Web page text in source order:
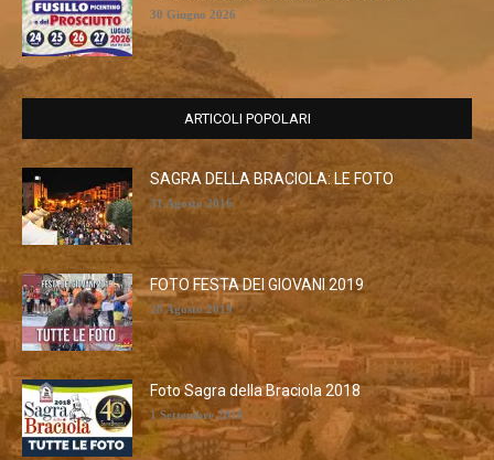
30 Giugno 2026
ARTICOLI POPOLARI
SAGRA DELLA BRACIOLA: LE FOTO
31 Agosto 2016
FOTO FESTA DEI GIOVANI 2019
28 Agosto 2019
Foto Sagra della Braciola 2018
1 Settembre 2018